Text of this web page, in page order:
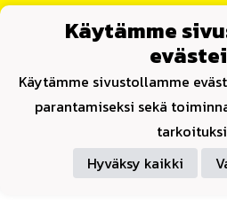
YhteystiedotKäytämme
Käytämme sivustollamme
parantamiseksi sekä
Hyväksy kaikki